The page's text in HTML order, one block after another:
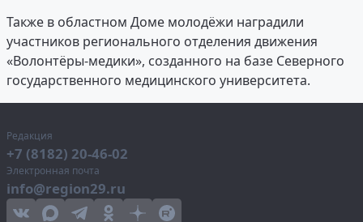
Также в областном Доме молодёжи наградили
участников регионального отделения движения
«Волонтёры-медики», созданного на базе Северного
государственного медицинского университета.
Редакция
+7 (8182) 20-46-02
Электронная почта
info@region29.ru